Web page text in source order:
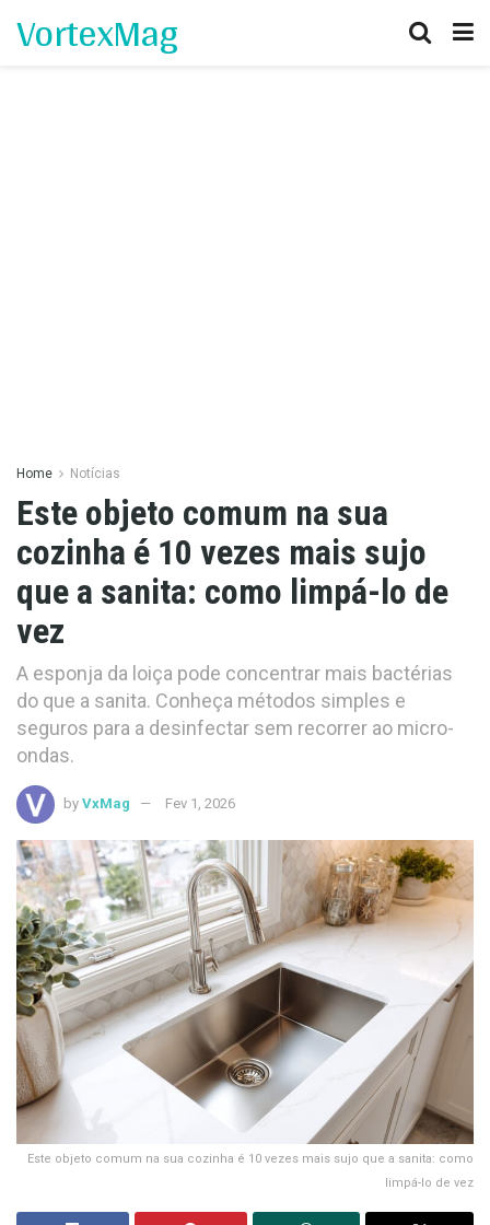
VortexMag
Home Notícias
Este objeto comum na sua
cozinha é 10 vezes mais sujo
que a sanita: como limpá-lo de
vez
A esponja da loiça pode concentrar mais bactérias
do que a sanita. Conheça métodos simples e
seguros para a desinfectar sem recorrer ao micro-
ondas.
by VxMag Fev 1, 2026
Este objeto comum na sua cozinha é 10 vezes mais sujo que a sanita: como
limpá-lo de vez